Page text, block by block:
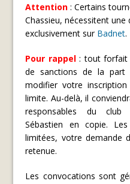
Attention : Certains
Chassieu, nécessitent une
exclusivement sur Badnet.
Pour rappel: tout forfait
de sanctions de la part
modifier votre
limite. Au-delà, il
responsables du club
Sébastien en copie.
limitées, votre demande
retenue.
Les convocations sont